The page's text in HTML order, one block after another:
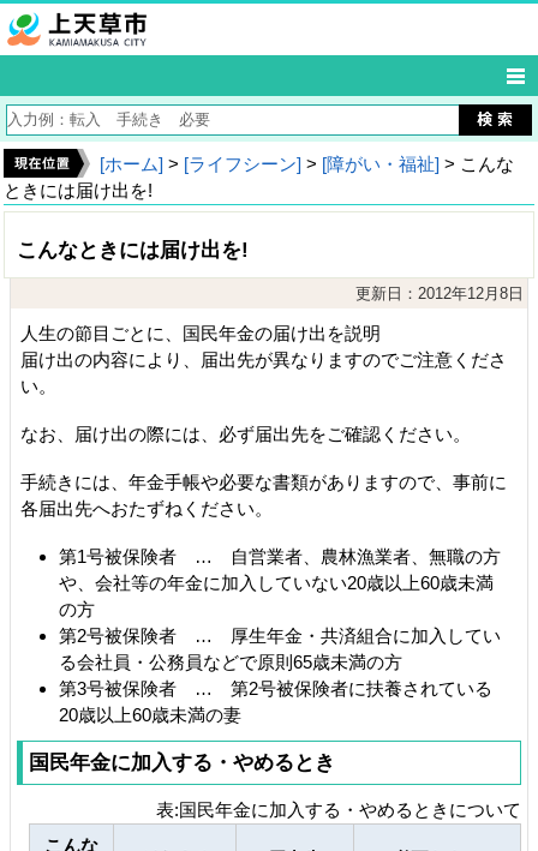
[ホーム] > [ライフシーン] > [障がい・福祉] > こんな
ときには届け出を!
こんなときには届け出を!
更新日：2012年12月8日
人生の節目ごとに、国民年金の届け出を説明
届け出の内容により、届出先が異なりますのでご注意くださ
い。
なお、届け出の際には、必ず届出先をご確認ください。
手続きには、年金手帳や必要な書類がありますので、事前に
各届出先へおたずねください。
第1号被保険者 … 自営業者、農林漁業者、無職の方
や、会社等の年金に加入していない20歳以上60歳未満
の方
第2号被保険者 … 厚生年金・共済組合に加入してい
る会社員・公務員などで原則65歳未満の方
第3号被保険者 … 第2号被保険者に扶養されている
20歳以上60歳未満の妻
国民年金に加入する・やめるとき
表:国民年金に加入する・やめるときについて
こんな